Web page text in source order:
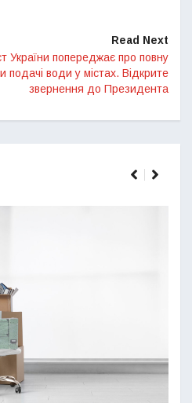
Read Next
України попереджає про повну
подачі води у містах. Відкрите
звернення до Президента